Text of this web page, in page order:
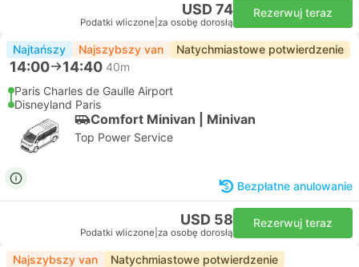
USD 74
Podatki wliczone za osobę dorosłą
Rezerwuj teraz
Najtańszy Najszybszy van Natychmiastowe potwierdzenie
14:00 14:40 40m
Paris Charles de Gaulle Airport
Disneyland Paris
Comfort Minivan | Minivan
Top Power Service
Bezpłatne anulowanie
USD 58
Podatki wliczone za osobę dorosłą
Rezerwuj teraz
Najszybszy van Natychmiastowe potwierdzenie